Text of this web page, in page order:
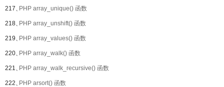
217、PHP array_unique() 函数
218、PHP array_unshift() 函数
219、PHP array_values() 函数
220、PHP array_walk() 函数
221、PHP array_walk_recursive() 函数
222、PHP arsort() 函数